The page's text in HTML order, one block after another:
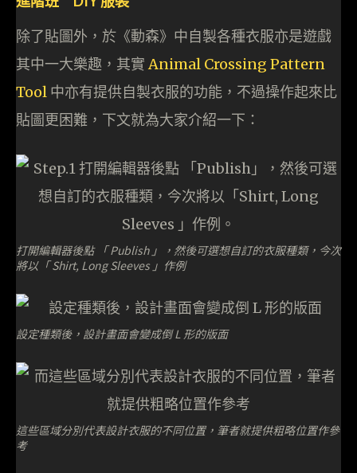
除了貼圖外，於《動森》中自製各種衣服亦是遊戲
其中一大樂趣，其實Animal Crossing Pattern
Tool 中亦有提供自製衣服的功能，不過操作起來比
貼圖更困難，下文就為大家介紹一下：
打開編輯器後點 「 Publish 」，然後可選想自訂的衣服種類，今次
將以「 Shirt, Long Sleeves 」作例
設定種類後，設計畫面會變成倒 L 形的版面
這些區域分別代表設計衣服的不同位置，筆者就提供粗略位置作參
考